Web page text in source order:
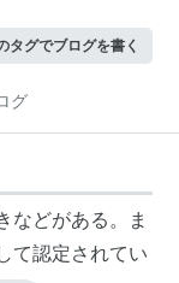
タグでブログを書く
グ
などがある。ま
て認定されてい